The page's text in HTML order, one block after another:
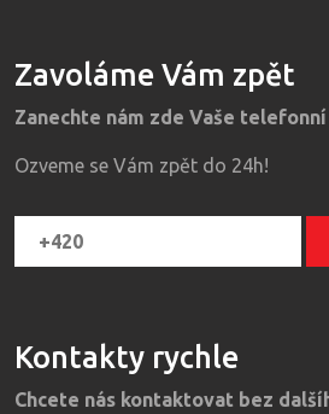
Zavoláme Vám zpět
Zanechte nám zde Vaše
Ozveme se Vám zpět do 24h!
Kontakty rychle
Chcete nás kontaktovat bez